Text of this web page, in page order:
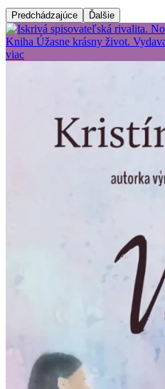
Predchádzajúce Ďalšie